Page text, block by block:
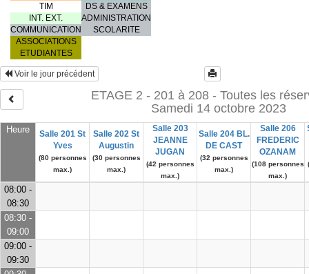
TIM
DS & EXAMENS
INT. EXT.
ADMINISTRATION
COMMUNICATION
SCOLARITE
ASSOCIATIONS
ETUDIANTES
Heure
Salle 201 St
Yves
(80 personnes
max.)
Salle 202 St
Augustin
(30 personnes
max.)
Salle 203
JEANNE
JUGAN
(42 personnes
max.)
Salle 204 BL.
DE CAST
(32 personnes
max.)
Salle 206
FREDERIC
OZANAM
(108 personnes
max.)
Voir le jour précédent
ETAGE 2 - 201 à 208 - Toutes les
Samedi 14 octobre 2023
08:00 -
08:30
08:30 -
09:00
09:00 -
09:30